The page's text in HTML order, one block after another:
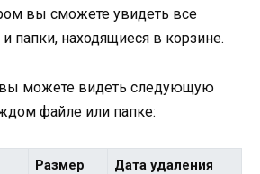
вы сможете увидеть все
папки, находящиеся в корзине.
вы можете видеть следующую
файле или папке:
Размер Дата удаления